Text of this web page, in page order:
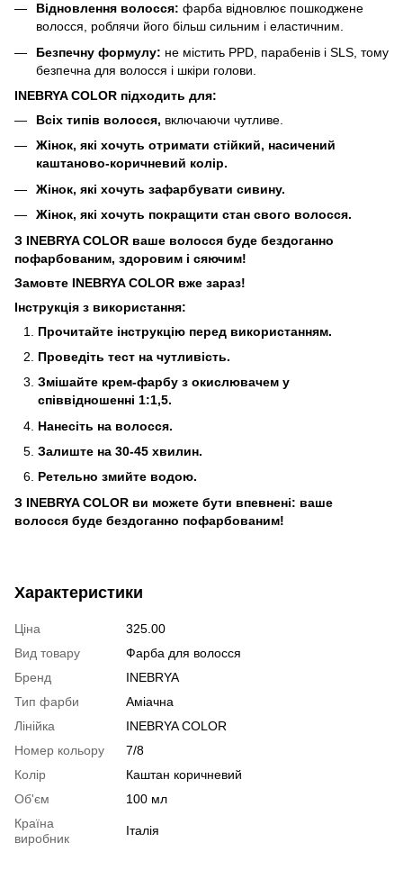
Відновлення волосся: фарба відновлює пошкоджене
волосся, роблячи його більш сильним і еластичним.
Безпечну формулу: не містить PPD, парабенів і SLS, тому
безпечна для волосся і шкіри голови.
INEBRYA COLOR підходить для:
Всіх типів волосся, включаючи чутливе.
Жінок, які хочуть отримати стійкий, насичений
каштаново-коричневий колір.
Жінок, які хочуть зафарбувати сивину.
Жінок, які хочуть покращити стан свого волосся.
З INEBRYA COLOR ваше волосся буде бездоганно
пофарбованим, здоровим і сяючим!
Замовте INEBRYA COLOR вже зараз!
Інструкція з використання:
Прочитайте інструкцію перед використанням.
Проведіть тест на чутливість.
Змішайте крем-фарбу з окислювачем у
співвідношенні 1:1,5.
Нанесіть на волосся.
Залиште на 30-45 хвилин.
Ретельно змийте водою.
З INEBRYA COLOR ви можете бути впевнені: ваше
волосся буде бездоганно пофарбованим!
Характеристики
Ціна
325.00
Вид товару
Фарба для волосся
Бренд
INEBRYA
Тип фарби
Аміачна
Лінійка
INEBRYA COLOR
Номер кольору
7/8
Колір
Каштан коричневий
Об'єм
100 мл
Країна
виробник
Італія